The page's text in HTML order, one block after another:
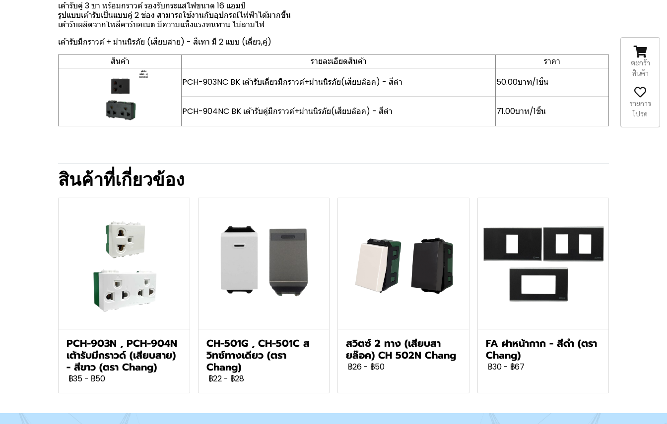
เต้ารับคู่ 3 ขา พร้อมกราวด์ รองรับกระแสไฟขนาด 16 แอมป์
รูปแบบเต้ารับเป็นแบบคู่ 2 ช่อง สามารถใช้งานกับอุปกรณ์ไฟฟ้าได้มากขึ้น
เต้ารับผลิตจากโพลีคาร์บอเนต มีความแข็งแรงทนทาน ไม่ลามไฟ
เต้ารับมีกราวด์ + ม่านนิรภัย (เสียบสาย) - สีเทา มี 2 แบบ (เดี่ยว,คู่)
สินค้า
รายละเอียดสินค้า
ราคา
PCH-903NC BK เต้ารับเดี่ยวมีกราวด์+ม่านนิรภัย(เสียบล๊อค) - สีดำ
50.00บาท/1ชิ้น
PCH-904NC BK เต้ารับคู่มีกราวด์+ม่านนิรภัย(เสียบล๊อค) - สีดำ 71.00บาท/1ชิ้น
สินค้าที่เกี่ยวข้อง
PCH-903N , PCH-904N
เต้ารับมีกราวด์ (เสียบสาย)
- สีขาว (ตรา Chang)
฿35 - ฿50
CH-501G , CH-501C ส
วิทซ์ทางเดียว (ตรา
Chang)
฿22 - ฿28
สวิตซ์ 2 ทาง (เสียบสา
ยล๊อค) CH 502N Chang
฿26 - ฿50
FA ฝาหน้ากาก - สีดำ (ตรา
Chang)
฿30 - ฿67
ตะกร้า
สินค้า
รายการ
โปรด